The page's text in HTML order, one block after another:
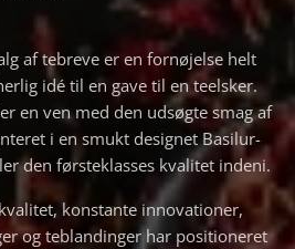
af tebreve er en fornøjelse helt
idé til en gave til en teelsker.
en ven med den udsøgte smag af
i en smukt designet Basilur-
den førsteklasses kvalitet indeni.
konstante innovationer,
og teblandinger har positioneret